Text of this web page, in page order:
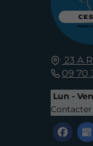
23 A
09 70
Lun -